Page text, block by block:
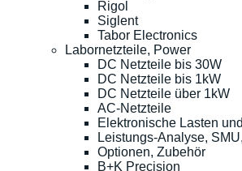
Rigol
Siglent
Tabor Electronics
Labornetzteile, Power
DC Netzteile bis 30W
DC Netzteile bis 1kW
DC Netzteile über 1kW
AC-Netzteile
Elektronische Lasten
Leistungs-Analyse,
Optionen, Zubehör
B+K Precision